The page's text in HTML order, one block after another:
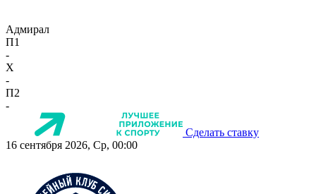
Адмирал
П1
-
X
-
П2
-
Сделать ставку
16 сентября 2026, Ср, 00:00